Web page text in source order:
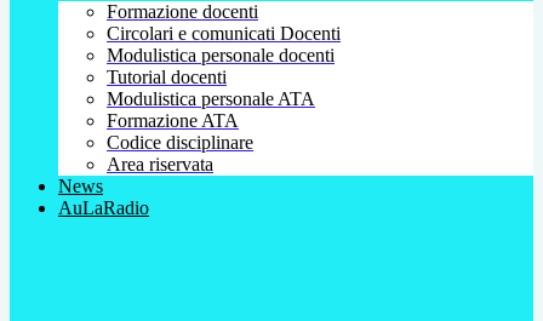
Formazione docenti
Circolari e comunicati Docenti
Modulistica personale docenti
Tutorial docenti
Modulistica personale ATA
Formazione ATA
Codice disciplinare
Area riservata
News
AuLaRadio